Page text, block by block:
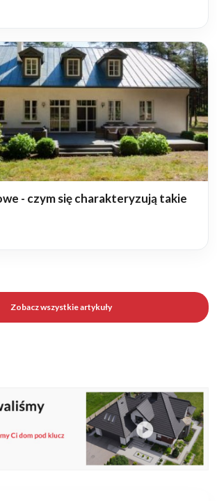
- czym się charakteryzują takie
Zobacz wszystkie artykuły